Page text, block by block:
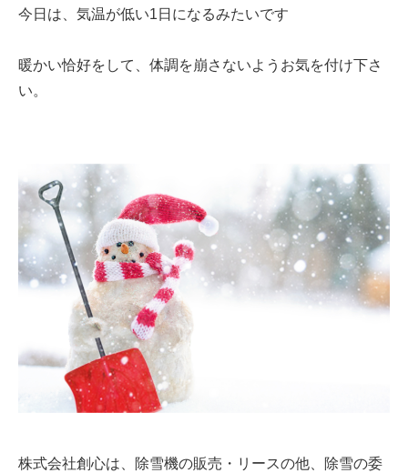
今日は、気温が低い1日になるみたいです
暖かい恰好をして、体調を崩さないようお気を付け下さ
い。
株式会社創心は、除雪機の販売・リースの他、除雪の委